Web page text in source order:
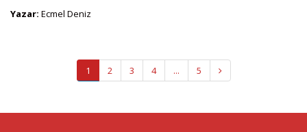
Yazar: Ecmel Deniz
1 2 3 4 ... 5